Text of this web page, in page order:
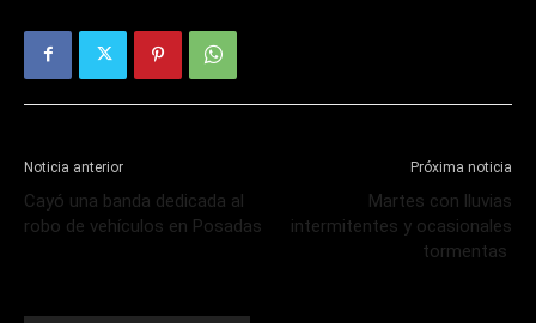
Noticia anterior
Cayó una banda dedicada al
robo de vehículos en Posadas
Próxima noticia
Martes con lluvias
intermitentes y ocasionales
tormentas